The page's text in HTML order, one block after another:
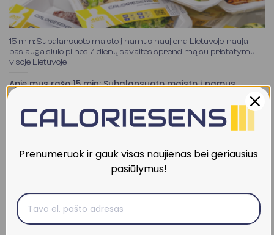
15 min: Subalansuoto maisto į namus naujiena Lietuvoje: nauja
paslauga siūlo pilnos 7 dienų savaitės sprendimą su pristatymu
visoje Lietuvoje
Apie mus rašo 15 min: Subalansuoto maisto į namus
naujiena Lietuvoje: nauja paslauga siūlo pilnos...
Prenumeruok ir gauk visas naujienas bei geriausius
pasiūlymus!